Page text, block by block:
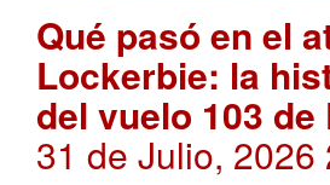
Qué pasó en el
Lockerbie: la
del vuelo 103 de
31 de Julio, 2026